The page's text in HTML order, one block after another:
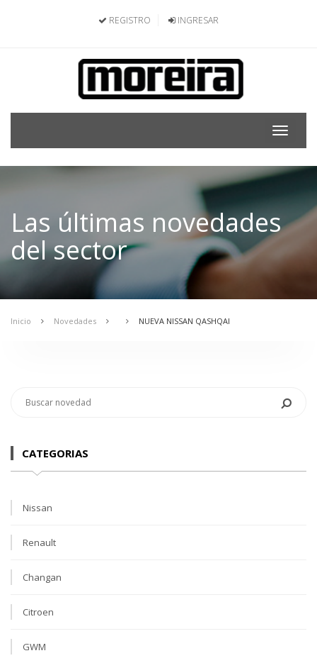
REGISTRO INGRESAR
Toggle
Las últimas novedades
del sector
Inicio Novedades NUEVA NISSAN QASHQAI
CATEGORIAS
Nissan
Renault
Changan
Citroen
GWM